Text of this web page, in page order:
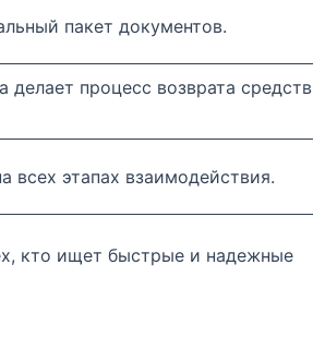
пакет документов.
делает процесс возврата средств
всех этапах взаимодействия.
кто ищет быстрые и надежные